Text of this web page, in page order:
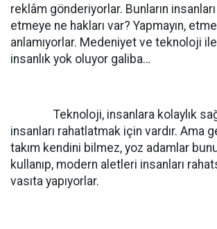
reklâm gönderiyorlar. Bunların
etmeye ne hakları var? Yapmayın,
anlamıyorlar. Medeniyet ve teknoloji
insanlık yok oluyor galiba…
Teknoloji, insanlara kolaylık
insanları rahatlatmak için vardır. Ama
takım kendini bilmez, yoz adamlar
kullanıp, modern aletleri insanları
vasıta yapıyorlar.